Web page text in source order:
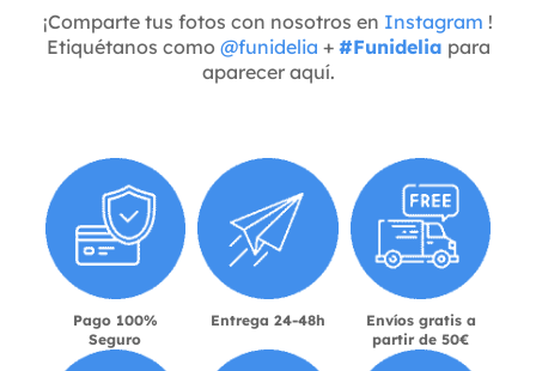
¡Comparte tus fotos con nosotros en Instagram !
Etiquétanos como @funidelia + #Funidelia para
aparecer aquí.
Pago 100%
Seguro
Entrega 24-48h
Envíos gratis a
partir de 50€